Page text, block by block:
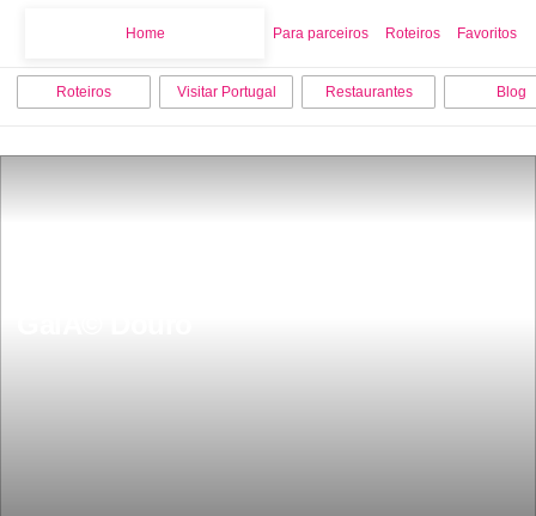
Home Para parceiros Roteiros Favoritos
Roteiros Visitar Portugal Restaurantes Blog